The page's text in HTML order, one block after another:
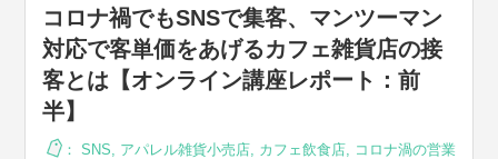
コロナ禍でもSNSで集客、マンツーマン
対応で客単価をあげるカフェ雑貨店の接
客とは【オンライン講座レポート：前
半】
： SNS, アパレル雑貨小売店, カフェ飲食店, コロナ渦の営業